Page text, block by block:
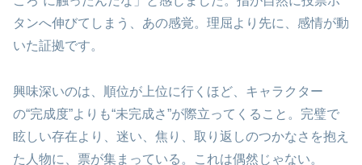
タンへ伸びてしまう、あの感覚。理屈より先に、感情が動
いた証拠です。
興味深いのは、順位が上位に行くほど、キャラクター
の“完成度”よりも“未完成さ”が際立ってくること。完璧で
眩しい存在より、迷い、焦り、取り返しのつかなさを抱え
た人物に、票が集まっている。これは偶然じゃない。